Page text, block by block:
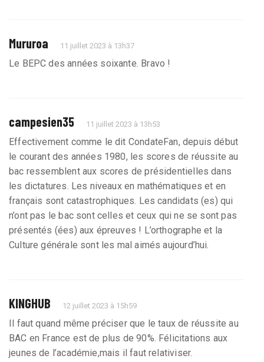
Mururoa 11 juillet 2023 à 13h37
Le BEPC des années soixante. Bravo !
campesien35 11 juillet 2023 à 13h53
Effectivement comme le dit CondateFan, depuis début
le courant des années 1980, les scores de réussite au
bac ressemblent aux scores de présidentielles dans
les dictatures. Les niveaux en mathématiques et en
français sont catastrophiques. Les candidats (es) qui
n’ont pas le bac sont celles et ceux qui ne se sont pas
présentés (ées) aux épreuves ! L’orthographe et la
Culture générale sont les mal aimés aujourd’hui.
KINGHUB 12 juillet 2023 à 15h59
Il faut quand même préciser que le taux de réussite au
BAC en France est de plus de 90%. Félicitations aux
jeunes de l’académie,mais il faut relativiser.